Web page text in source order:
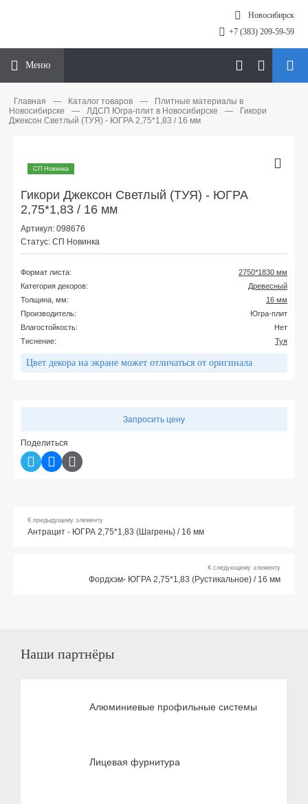
Новосибирск
+7 (383) 209-59-59
Меню
Главная — Каталог товаров —
Плитные материалы в
Новосибирске
— ЛДСП Югра-плит в Новосибирске —
Гикори
Джексон Светлый (ТУЯ) - ЮГРА 2,75*1,83 / 16 мм
СП Новинка
Гикори Джексон Светлый (ТУЯ) - ЮГРА
2,75*1,83 / 16 мм
Артикул: 098676
Статус: СП Новинка
Формат листа:
2750*1830 мм
Категория декоров:
Древесный
Толщина, мм:
16 мм
Производитель:
Югра-плит
Влагостойкость:
Нет
Тиснение:
Туя
Цвет декора на экране может отличаться от оригинала
Запросить цену
Поделиться
К предыдущему элементу
Антрацит - ЮГРА 2,75*1,83 (Шагрень) / 16 мм
К следующему элементу
Фордхэм- ЮГРА 2,75*1,83 (Рустикальное) / 16 мм
Наши партнёры
Алюминиевые профильные системы
Лицевая фурнитура